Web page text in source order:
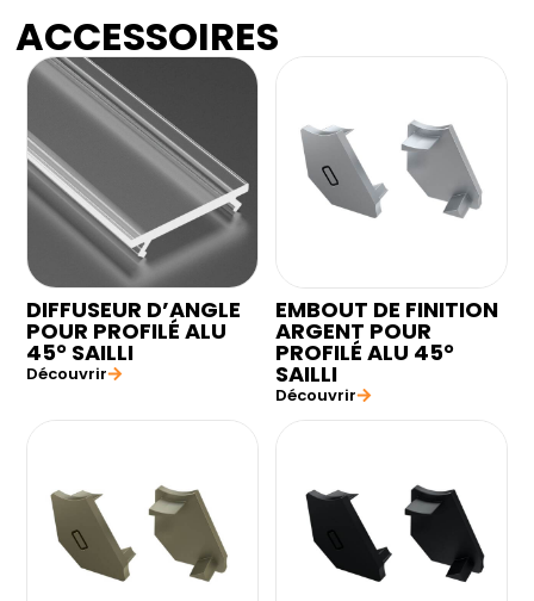
ACCESSOIRES
DIFFUSEUR D’ANGLE
POUR PROFILÉ ALU
45° SAILLI
Découvrir
EMBOUT DE FINITION
ARGENT POUR
PROFILÉ ALU 45°
SAILLI
Découvrir